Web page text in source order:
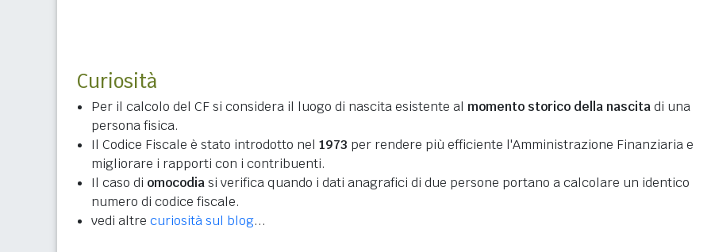
Curiosità
Per il calcolo del CF si considera il luogo di nascita esistente al momento storico della nascitadi una
persona fisica.
Il Codice Fiscale è stato introdotto nel 1973 per rendere più efficiente l'Amministrazione Finanziaria e
migliorare i rapporti con i contribuenti.
Il caso di omocodiasi verifica quando i dati anagrafici di due persone portano a calcolare un identico
numero di codice fiscale.
vedi altre curiosità sul blog...